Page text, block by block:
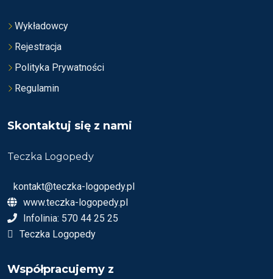
Wykładowcy
Rejestracja
Polityka Prywatności
Regulamin
Skontaktuj się z nami
Teczka Logopedy
kontakt@teczka-logopedy.pl
www.teczka-logopedy.pl
Infolinia: 570 44 25 25
Teczka Logopedy
Współpracujemy z